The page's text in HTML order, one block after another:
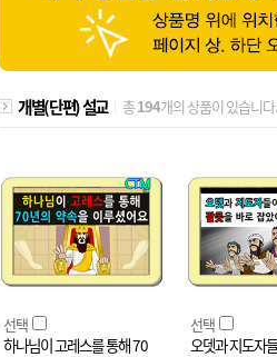
개별(단편) 설교 총194개의 상품이 있습니다.
선택
하나님이 고레스를 통해 70
선택
오뎃과 지도자